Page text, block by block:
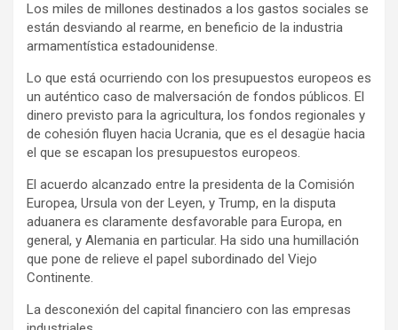
Los miles de millones destinados a los gastos sociales se
están desviando al rearme, en beneficio de la industria
armamentística estadounidense.
Lo que está ocurriendo con los presupuestos europeos es
un auténtico caso de malversación de fondos públicos. El
dinero previsto para la agricultura, los fondos regionales y
de cohesión fluyen hacia Ucrania, que es el desagüe hacia
el que se escapan los presupuestos europeos.
El acuerdo alcanzado entre la presidenta de la Comisión
Europea, Ursula von der Leyen, y Trump, en la disputa
aduanera es claramente desfavorable para Europa, en
general, y Alemania en particular. Ha sido una humillación
que pone de relieve el papel subordinado del Viejo
Continente.
La desconexión del capital financiero con las empresas